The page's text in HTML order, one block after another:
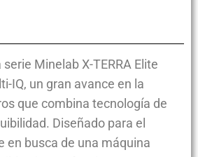
Minelab X-TERRA Elite
IQ, un gran avance en la
que combina tecnología de
Diseñado para el
en busca de una máquina